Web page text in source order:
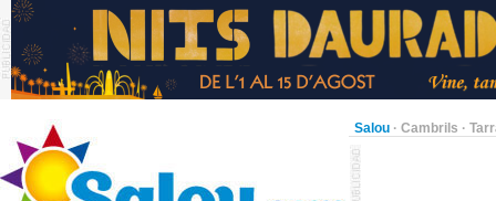
Salou · Cambrils ·